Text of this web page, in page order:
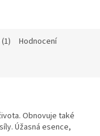
Hodnocení
Obnovuje také
Úžasná esence,